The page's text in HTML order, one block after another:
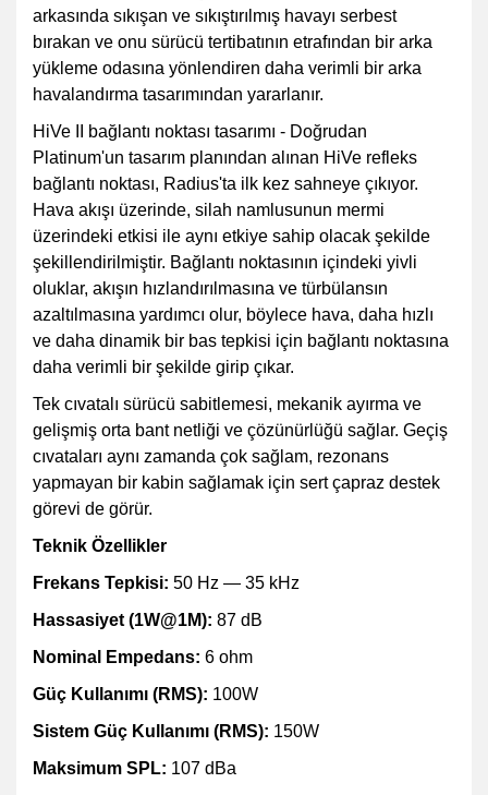
arkasında sıkışan ve sıkıştırılmış havayı serbest
bırakan ve onu sürücü tertibatının etrafından bir arka
yükleme odasına yönlendiren daha verimli bir arka
havalandırma tasarımından yararlanır.
HiVe II bağlantı noktası tasarımı - Doğrudan
Platinum'un tasarım planından alınan HiVe refleks
bağlantı noktası, Radius'ta ilk kez sahneye çıkıyor.
Hava akışı üzerinde, silah namlusunun mermi
üzerindeki etkisi ile aynı etkiye sahip olacak şekilde
şekillendirilmiştir. Bağlantı noktasının içindeki yivli
oluklar, akışın hızlandırılmasına ve türbülansın
azaltılmasına yardımcı olur, böylece hava, daha hızlı
ve daha dinamik bir bas tepkisi için bağlantı noktasına
daha verimli bir şekilde girip çıkar.
Tek cıvatalı sürücü sabitlemesi, mekanik ayırma ve
gelişmiş orta bant netliği ve çözünürlüğü sağlar. Geçiş
cıvataları aynı zamanda çok sağlam, rezonans
yapmayan bir kabin sağlamak için sert çapraz destek
görevi de görür.
Teknik Özellikler
Frekans Tepkisi: 50 Hz — 35 kHz
Hassasiyet (1W@1M): 87 dB
Nominal Empedans: 6 ohm
Güç Kullanımı (RMS): 100W
Sistem Güç Kullanımı (RMS): 150W
Maksimum SPL: 107 dBa